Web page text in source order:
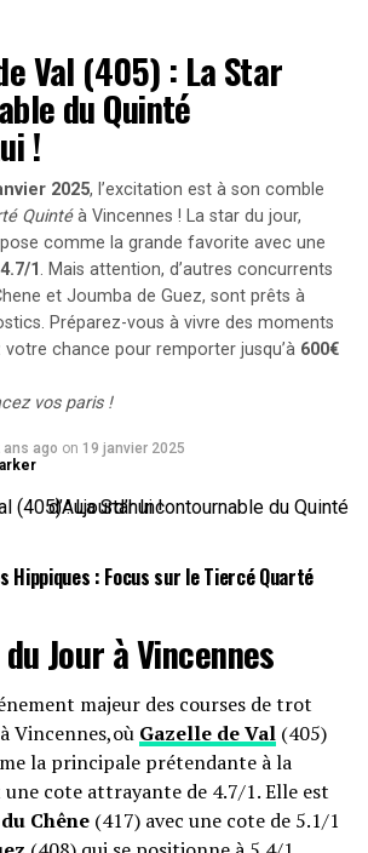
et Révélations
initialement en troisième position
pour irrégularités dans ses allures
approfondie. Cette décision a permis
d’accéder au podium tant convoité.
Remarquables
entraînée par Pierre Levesque et déjà
performances passées
classée fièrement à la quatrième
fois consécutive qu’elle termine
après avoir brillé en 2022 et
a également réalisé une belle
compléter le quinté gagnant.
les résultats détaillés ainsi que les
site !
sur les Paris Hippiques
offerts pour vos paris sur les
!
Val (405) : La Star
du Quinté
!
2025, l’excitation est à son comble
Quintéà Vincennes ! La star du jour,
comme la grande favorite avec une
4.7/1 . Mais attention, d’autres concurrents
et Joumba de Guez, sont prêts à
Préparez-vous à vivre des moments
chance pour remporter jusqu’à 600€
vos paris !
ans ago on 19 janvier 2025
Hippiques : Focus sur le Tiercé Quarté
Jour àVincennes
majeur des courses de trot
Vincennes,où Gazelle de Val(405)
la principale prétendante à la
cote attrayante de 4.7/1. Elle est
Chêne(417) avec une cote de 5.1/1